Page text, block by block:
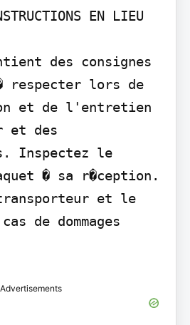
EN LIEU
des consignes
respecter lors de
et de l'entretien
et des
Inspectez le
� sa r�ception.
et le
de dommages
Advertisements